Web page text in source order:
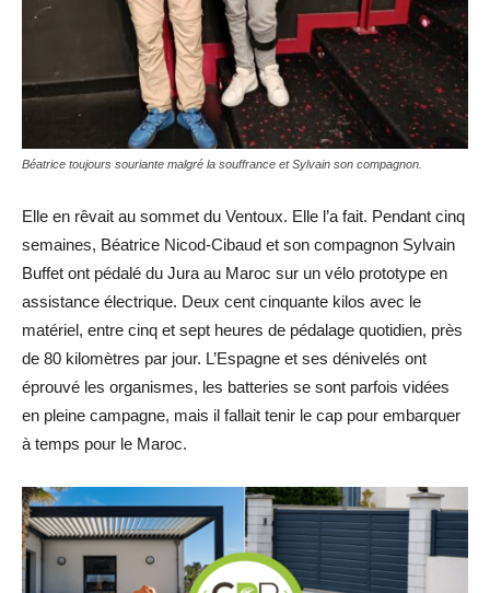
Béatrice toujours souriante malgré la souffrance et Sylvain son compagnon.
Elle en rêvait au sommet du Ventoux. Elle l’a fait. Pendant cinq
semaines, Béatrice Nicod-Cibaud et son compagnon Sylvain
Buffet ont pédalé du Jura au Maroc sur un vélo prototype en
assistance électrique. Deux cent cinquante kilos avec le
matériel, entre cinq et sept heures de pédalage quotidien, près
de 80 kilomètres par jour. L’Espagne et ses dénivelés ont
éprouvé les organismes, les batteries se sont parfois vidées
en pleine campagne, mais il fallait tenir le cap pour embarquer
à temps pour le Maroc.